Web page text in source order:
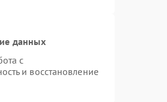
данных
с
и восстановление